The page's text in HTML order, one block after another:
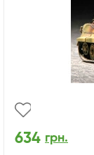
634 грн.